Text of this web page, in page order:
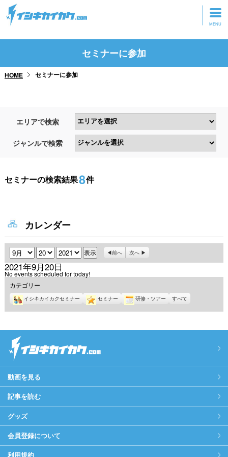
トップページ
研修・ツアーに参加
セミナーに参加
HOME セミナーに参加
エリアで検索
ジャンルで検索
セミナーの検索結果8件
カレンダー
月 日 年 前へ 次へ
2021年9月20日
No events scheduled for today!
カテゴリー
イシキカイカクセミナー セミナー 研修・ツアー すべて
動画を見る
記事を読む
グッズ
会員登録について